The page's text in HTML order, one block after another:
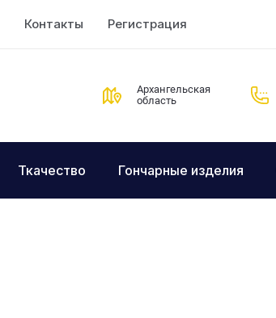
Контакты Регистрация
Архангельская
область
Ткачество Гончарные изделия